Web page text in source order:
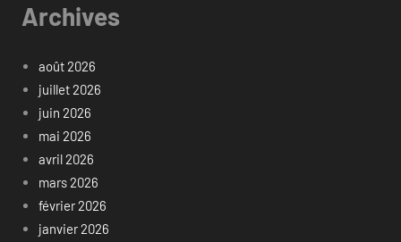
Archives
août 2026
juillet 2026
juin 2026
mai 2026
avril 2026
mars 2026
février 2026
janvier 2026